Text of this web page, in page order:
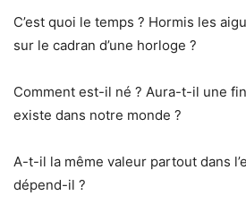
C’est quoi le temps ? Hormis les
sur le cadran d’une horloge ?
Comment est-il né ? Aura-t-il une
existe dans notre monde ?
A-t-il la même valeur partout dans
dépend-il ?